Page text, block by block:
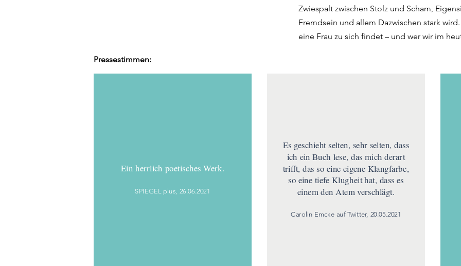
Zwiespalt zwischen Stolz und Scham,
Fremdsein und allem Dazwischen stark
eine Frau zu sich findet – und wer wir im
Pressestimmen:
Ein herrlich poetisches Werk.
SPIEGEL plus, 26.06.2021
Es geschieht selten, sehr selten, dass
ich ein Buch lese, das mich derart
trifft, das so eine eigene Klangfarbe,
so eine tiefe Klugheit hat, dass es
einem den Atem verschlägt.
Carolin Emcke auf Twitter, 20.05.2021